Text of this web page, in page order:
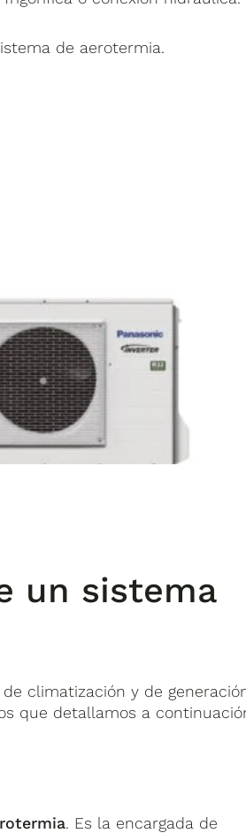
de aerotermia.
un sistema
climatización y de
que detallamos a
. Es la encargada de